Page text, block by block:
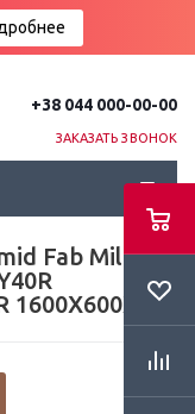
+38 044 000-00-00
ЗАКАЗАТЬ ЗВОНОК
Fab Milk